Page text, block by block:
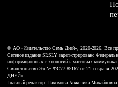
© АО «Издательство Семь Дней», 2020-2026. Все
Сетевое издание SRSLY зарегистрировано
информационных технологий и массовых
Свидетельство Эл № ФС77-89167 от 21 февраля
ДНЕЙ».
Главный редактор: Пахомова Анжелика Михайловна